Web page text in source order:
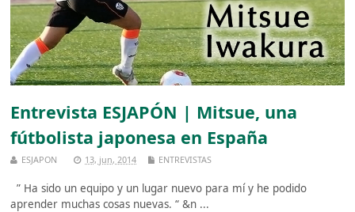
Entrevista ESJAPÓN | Mitsue, una
fútbolista japonesa en España
ESJAPON 13, jun, 2014 ENTREVISTAS
” Ha sido un equipo y un lugar nuevo para mí y he podido
aprender muchas cosas nuevas. “ &n ...